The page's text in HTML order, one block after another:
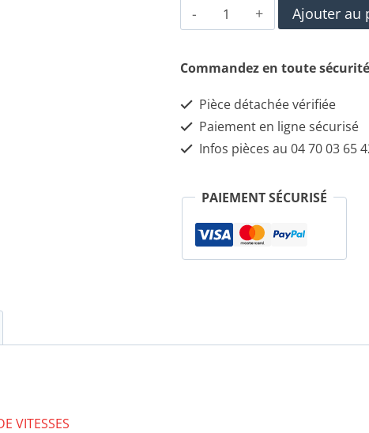
quantité
de
60502651
Ajouter au
Commandez en toute sécurité
Pièce détachée vérifiée
Paiement en ligne sécurisé
Infos pièces au 04 70 03 65
PAIEMENT SÉCURISÉ
VITESSES